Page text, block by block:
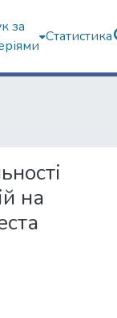
за
Статистика
на